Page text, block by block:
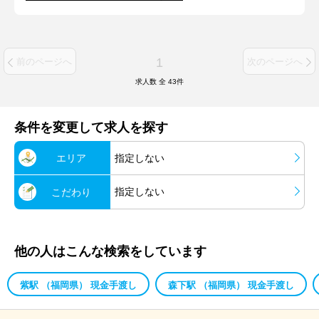
前のページへ 1 次のページへ
求人数 全 43件
条件を変更して求人を探す
エリア 指定しない
こだわり 指定しない
他の人はこんな検索をしています
紫駅 （福岡県） 現金手渡し 森下駅 （福岡県） 現金手渡し